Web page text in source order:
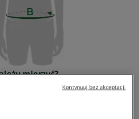
mierzyć?
klatki piersiowejKontynuuj bez akceptacji